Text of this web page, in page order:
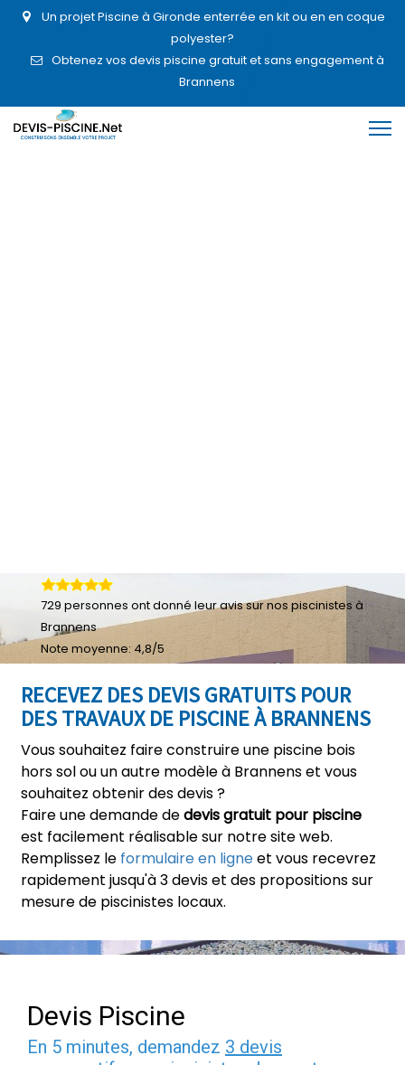
Un projet Piscine à Gironde enterrée en kit ou en en coque
polyester?
Obtenez vos devis piscine gratuit et sans engagement à
Brannens
RECEVEZ DES DEVIS GRATUITS POUR
DES TRAVAUX DE PISCINE À BRANNENS
Vous souhaitez faire construire une piscine bois
hors sol ou un autre modèle à Brannens et vous
souhaitez obtenir des devis ?
Faire une demande dedevis gratuit pour piscine
est facilement réalisable sur notre site web.
Remplissez le formulaire en ligneet vous recevrez
rapidement jusqu'à 3 devis et des propositions sur
mesure de piscinistes locaux.
729 personnes ont donné leuravis sur nos piscinistes à
Brannens
Note moyenne: 4,8/5
Devis Piscine
En 5 minutes, demandez 3 devis